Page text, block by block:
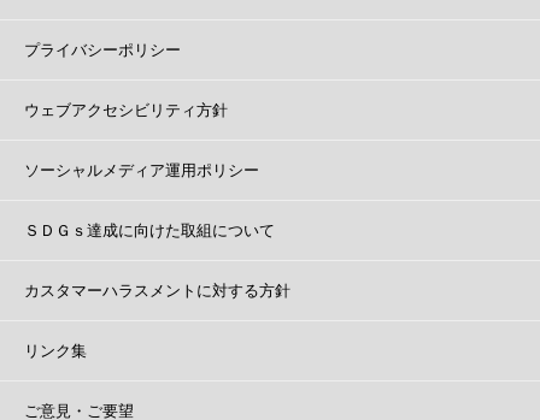
プライバシーポリシー
ウェブアクセシビリティ方針
ソーシャルメディア運用ポリシー
ＳＤＧｓ達成に向けた取組について
カスタマーハラスメントに対する方針
リンク集
ご意見・ご要望